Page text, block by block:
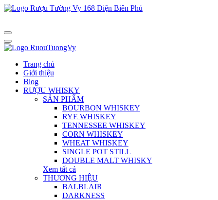
Trang chủ
Giới thiệu
Blog
RƯỢU WHISKY
SẢN PHẨM
BOURBON WHISKEY
RYE WHISKEY
TENNESSEE WHISKEY
CORN WHISKEY
WHEAT WHISKEY
SINGLE POT STILL
DOUBLE MALT WHISKY
Xem tất cả
THƯƠNG HIỆU
BALBLAIR
DARKNESS